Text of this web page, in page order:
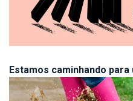
Estamos caminhando